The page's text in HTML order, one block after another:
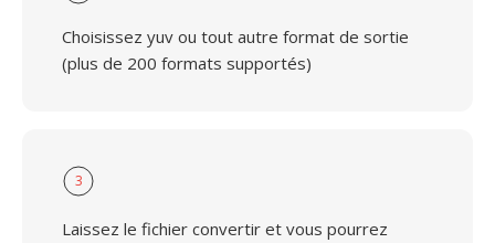
Choisissez yuv ou tout autre format de sortie
(plus de 200 formats supportés)
3
Laissez le fichier convertir et vous pourrez